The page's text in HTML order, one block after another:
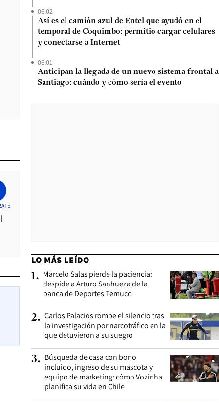
06:02
Así es el camión azul de Entel que ayudó en el
temporal de Coquimbo: permitió cargar celulares
y conectarse a Internet
06:01
Anticipan la llegada de un nuevo sistema frontal a
Santiago: cuándo y cómo sería el evento
LO MÁS LEÍDO
1. Marcelo Salas pierde la paciencia:
despide a Arturo Sanhueza de la
banca de Deportes Temuco
2. Carlos Palacios rompe el silencio tras
la investigación por narcotráfico en la
que detuvieron a su suegro
3. Búsqueda de casa con bono
incluido, ingreso de su mascota y
equipo de marketing: cómo Vozinha
planifica su vida en Chile